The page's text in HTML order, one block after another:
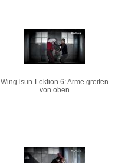
WingTsun-Lektion 6: Arme greifen
von oben